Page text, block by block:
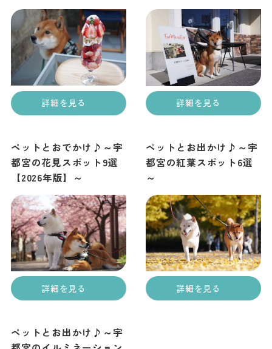
詳細を見る 詳細を見る
ペットとおでかけ♪～宇
都宮の花見スポット9選
【2026年版】～
詳細を見る
ペットとお出かけ♪～宇
都宮の紅葉スポット6選
～
詳細を見る
ペットとお出かけ♪～宇